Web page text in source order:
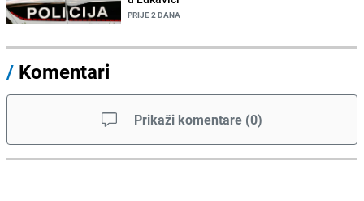
PRIJE 2 DANA
/ Komentari
Prikaži komentare (0)